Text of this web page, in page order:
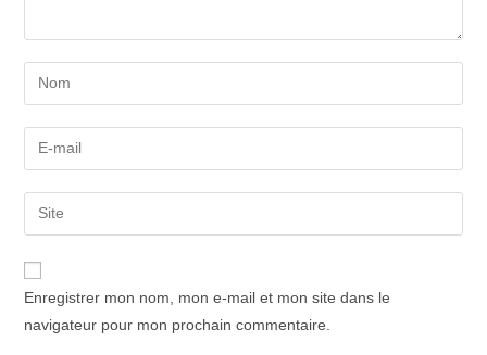
Enter
your
name
comment
Enter
your
email
address
comment
Saisir
l’URL
de
Enregistrer mon nom, mon e-mail et mon site dans le
navigateur pour mon prochain commentaire.